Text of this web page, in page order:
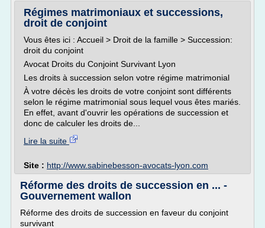
Régimes matrimoniaux et successions,
droit de conjoint
Vous êtes ici : Accueil > Droit de la famille > Succession:
droit du conjoint
Avocat Droits du Conjoint Survivant Lyon
Les droits à succession selon votre régime matrimonial
À votre décès les droits de votre conjoint sont différents
selon le régime matrimonial sous lequel vous êtes mariés.
En effet, avant d'ouvrir les opérations de succession et
donc de calculer les droits de...
Lire la suite
Site : http://www.sabinebesson-avocats-lyon.com
Réforme des droits de succession en ... -
Gouvernement wallon
Réforme des droits de succession en faveur du conjoint
survivant